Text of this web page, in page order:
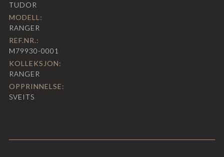
TUDOR
MODELL:
RANGER
REF.NR.:
M79930-0001
KOLLEKSJON:
RANGER
OPPRINNELSE:
SVEITS